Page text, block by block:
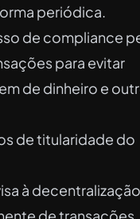
periódica.
de compliance
para evitar
de dinheiro e
de titularidade do
à decentralização